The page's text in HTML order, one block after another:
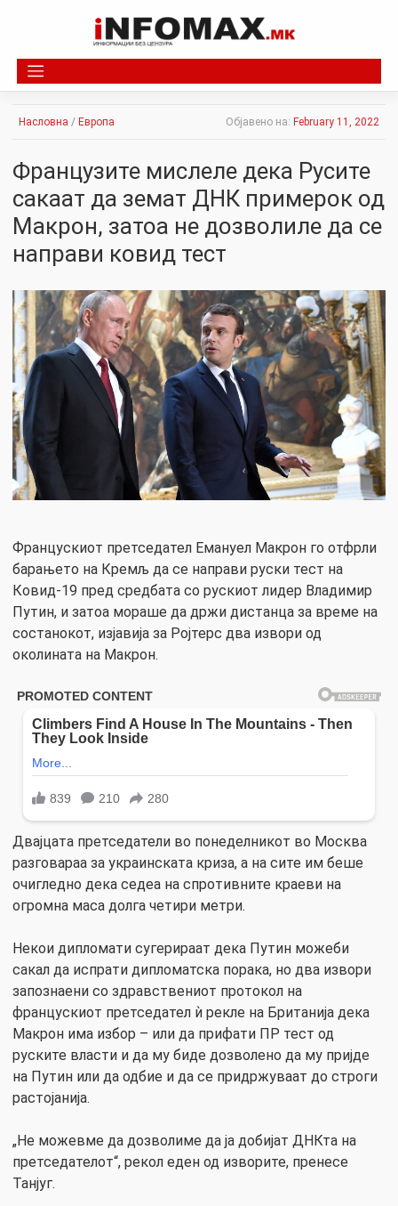
Насловна / Европа Објавено на: February 11, 2022
Французите мислеле дека Русите
сакаат да земат ДНК примерок од
Макрон, затоа не дозволиле да се
направи ковид тест
Францускиот претседател Емануел Макрон го отфрли
барањето на Кремљ да се направи руски тест на
Ковид-19 пред средбата со рускиот лидер Владимир
Путин, и затоа мораше да држи дистанца за време на
состанокот, изјавија за Ројтерс два извори од
околината на Макрон.
Двајцата претседатели во понеделникот во Москва
разговараа за украинската криза, а на сите им беше
очигледно дека седеа на спротивните краеви на
огромна маса долга четири метри.
Некои дипломати сугерираат дека Путин можеби
сакал да испрати дипломатска порака, но два извори
запознаени со здравствениот протокол на
францускиот претседател ѝ рекле на Британија дека
Макрон има избор – или да прифати ПР тест од
руските власти и да му биде дозволено да му пријде
на Путин или да одбие и да се придржуваат до строги
растојанија.
„Не можевме да дозволиме да ја добијат ДНКта на
претседателот“, рекол еден од изворите, пренесе
Танјуг.